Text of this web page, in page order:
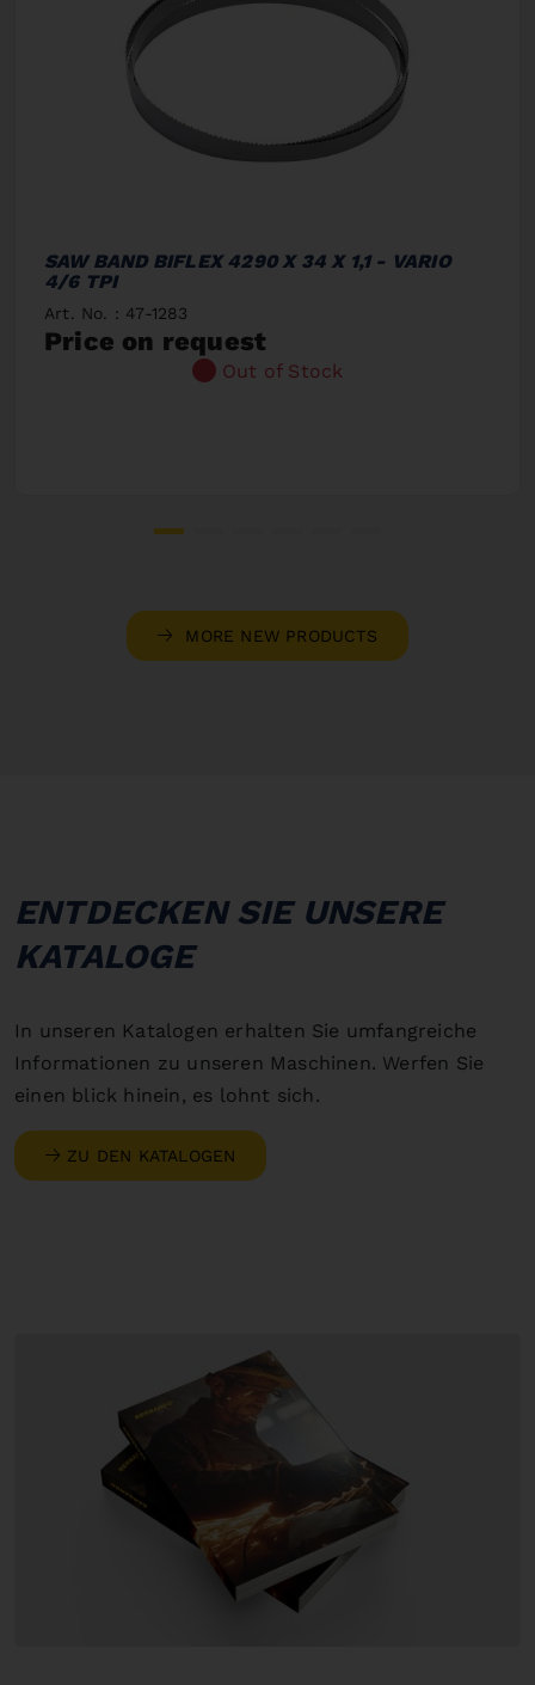
SAW BAND BIFLEX 4290 X 34 X 1,1 - VARIO
4/6 TPI
Art. No. : 47-1283
Price on request
Out of Stock
MORE NEW PRODUCTS
ENTDECKEN SIE UNSERE
KATALOGE
In unseren Katalogen erhalten Sie umfangreiche
Informationen zu unseren Maschinen. Werfen Sie
einen blick hinein, es lohnt sich.
ZU DEN KATALOGEN